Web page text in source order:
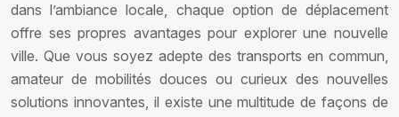
dans l’ambiance locale, chaque option de déplacement
offre ses propres avantages pour explorer une nouvelle
ville. Que vous soyez adepte des transports en commun,
amateur de mobilités douces ou curieux des nouvelles
solutions innovantes, il existe une multitude de façons de